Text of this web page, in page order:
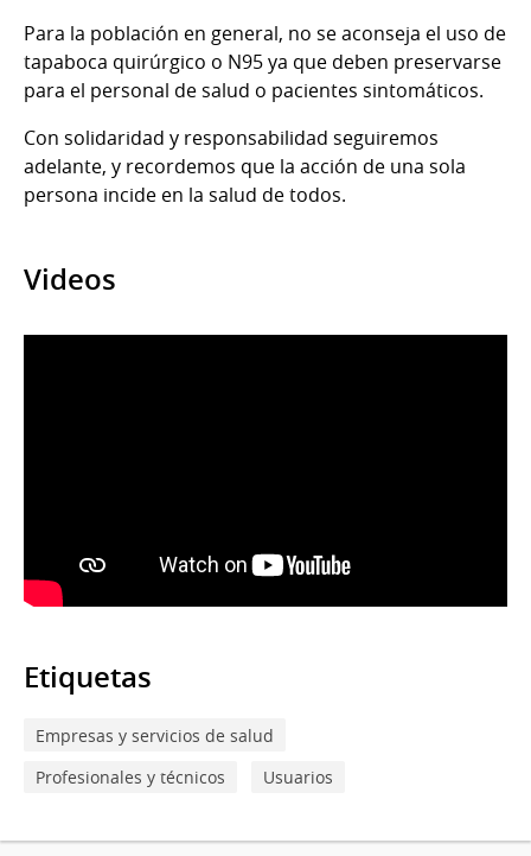
Para la población en general, no se aconseja el uso de
tapaboca quirúrgico o N95 ya que deben preservarse
para el personal de salud o pacientes sintomáticos.
Con solidaridad y responsabilidad seguiremos
adelante, y recordemos que la acción de una sola
persona incide en la salud de todos.
Videos
Etiquetas
Empresas y servicios de salud
Profesionales y técnicos
Usuarios